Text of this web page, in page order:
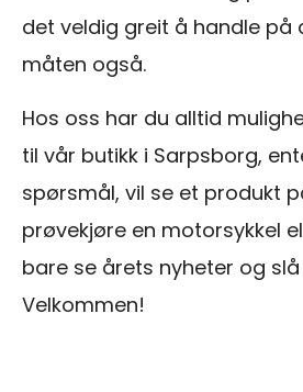
det veldig greit å handle på
måten også.
Hos oss har du alltid
til vår butikk i Sarpsborg,
spørsmål, vil se et produkt
prøvekjøre en motorsykkel
bare se årets nyheter og
Velkommen!